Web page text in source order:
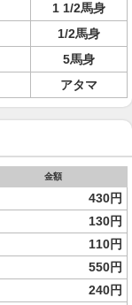
1 1/2馬身
1/2馬身
5馬身
アタマ
金額
430円
130円
110円
550円
240円